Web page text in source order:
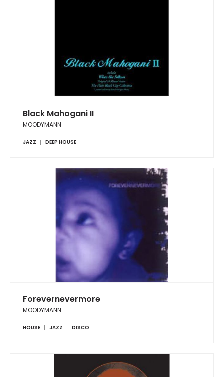
Black Mahogani II
MOODYMANN
JAZZ DEEP HOUSE
Forevernevermore
MOODYMANN
HOUSE JAZZ DISCO